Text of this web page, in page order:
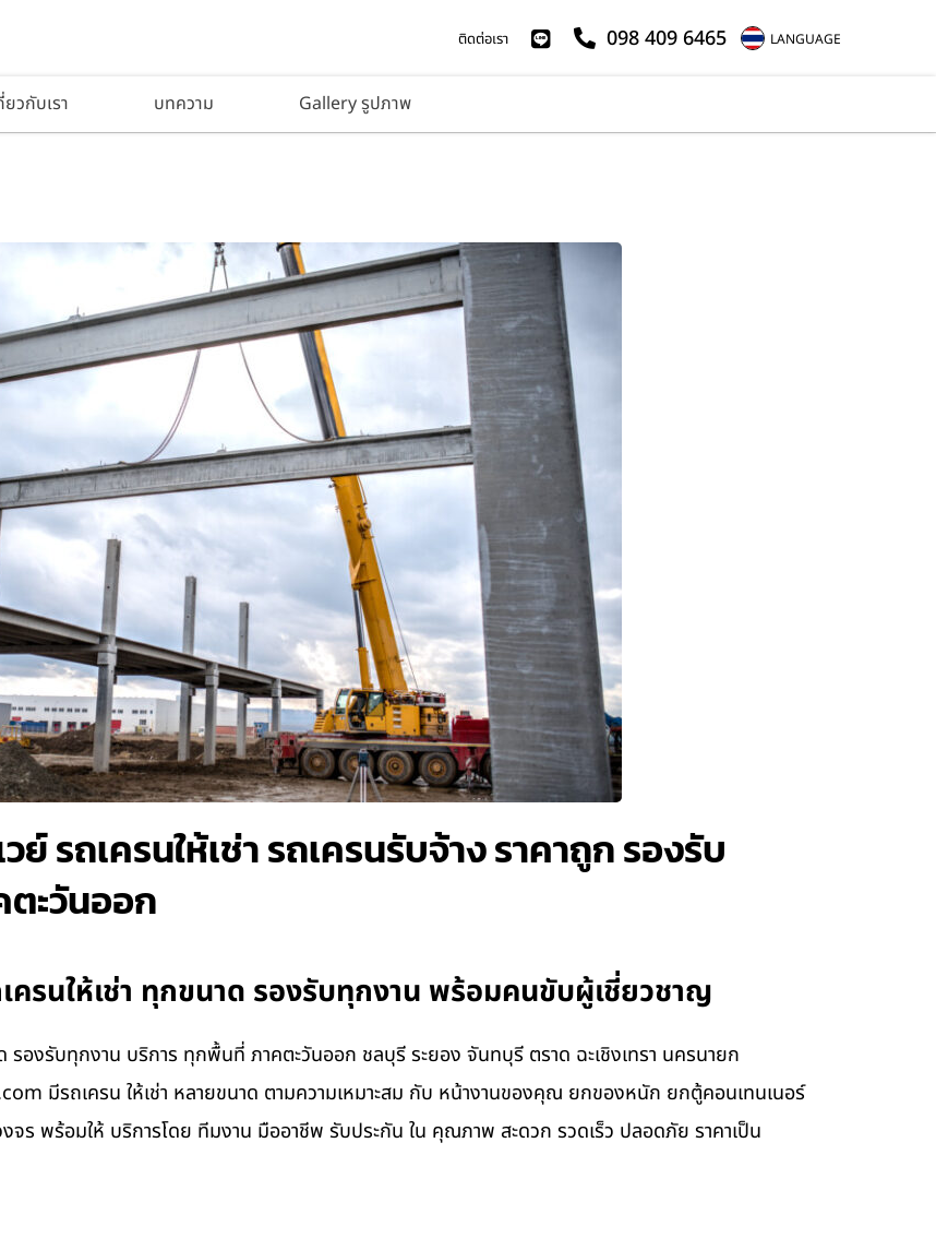
ติดต่อเรา 098 409 6465 LANGUAGE
ยวกับเรา บทความ Gallery รูปภาพ
ย์ รถเครนให้เช่า รถเครนรับจ้าง ราคาถูก รองรับ
ะวันออก
ครนให้เช่า ทุกขนาด รองรับทุกงาน พร้อมคนขับผู้เชี่ยวชาญ
รองรับทุกงาน บริการ ทุกพื้นที่ ภาคตะวันออก ชลบุรี ระยอง จันทบุรี ตราด ฉะเชิงเทรา นครนายก
มีรถเครน ให้เช่า หลายขนาด ตามความเหมาะสม กับ หน้างานของคุณ ยกของหนัก ยกตู้คอนเทนเนอร์
จร พร้อมให้ บริการโดย ทีมงาน มืออาชีพ รับประกัน ใน คุณภาพ สะดวก รวดเร็ว ปลอดภัย ราคาเป็น